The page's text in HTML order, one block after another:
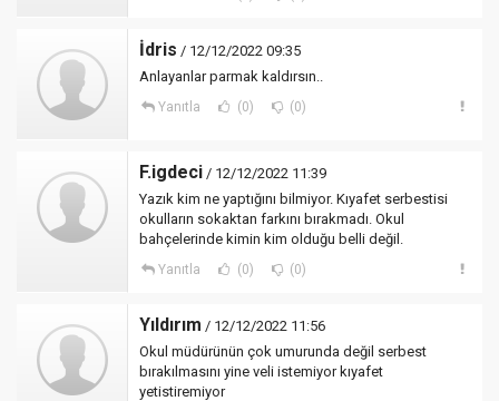
İdris / 12/12/2022 09:35
Anlayanlar parmak kaldırsın..
Yanıtla (0) (0)
F.igdeci / 12/12/2022 11:39
Yazık kim ne yaptığını bilmiyor. Kıyafet serbestisi
okulların sokaktan farkını bırakmadı. Okul
bahçelerinde kimin kim olduğu belli değil.
Yanıtla (0) (0)
Yıldırım / 12/12/2022 11:56
Okul müdürünün çok umurunda değil serbest
bırakılmasını yine veli istemiyor kıyafet
yetistiremiyor